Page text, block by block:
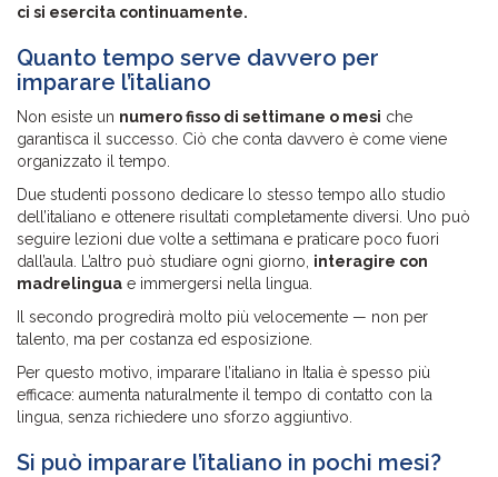
ci si esercita continuamente.
Quanto tempo serve davvero per
imparare l’italiano
Non esiste un numero fisso di settimane o mesi che
garantisca il successo. Ciò che conta davvero è come viene
organizzato il tempo.
Due studenti possono dedicare lo stesso tempo allo studio
dell’italiano e ottenere risultati completamente diversi. Uno può
seguire lezioni due volte a settimana e praticare poco fuori
dall’aula. L’altro può studiare ogni giorno, interagire con
madrelingua e immergersi nella lingua.
Il secondo progredirà molto più velocemente — non per
talento, ma per costanza ed esposizione.
Per questo motivo, imparare l’italiano in Italia è spesso più
efficace: aumenta naturalmente il tempo di contatto con la
lingua, senza richiedere uno sforzo aggiuntivo.
Si può imparare l’italiano in pochi mesi?